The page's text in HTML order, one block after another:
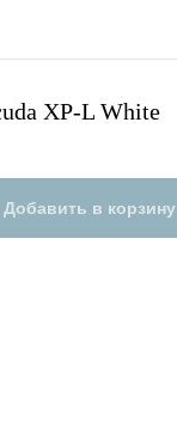
XP-L White
Добавить в корзину